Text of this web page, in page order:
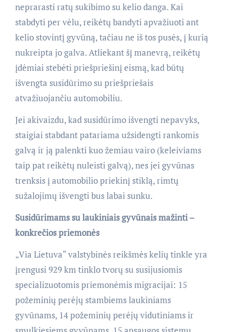
neprarasti ratų sukibimo su kelio danga. Kai
stabdyti per vėlu, reikėtų bandyti apvažiuoti ant
kelio stovintį gyvūną, tačiau ne iš tos pusės, į kurią
nukreipta jo galva. Atliekant šį manevrą, reikėtų
įdėmiai stebėti priešpriešinį eismą, kad būtų
išvengta susidūrimo su priešpriešais
atvažiuojančiu automobiliu.
Jei akivaizdu, kad susidūrimo išvengti nepavyks,
staigiai stabdant patariama užsidengti rankomis
galvą ir ją palenkti kuo žemiau vairo (keleiviams
taip pat reikėtų nuleisti galvą), nes jei gyvūnas
trenksis į automobilio priekinį stiklą, rimtų
sužalojimų išvengti bus labai sunku.
Susidūrimams su laukiniais gyvūnais mažinti –
konkrečios priemonės
„Via Lietuva“ valstybinės reikšmės kelių tinkle yra
įrengusi 929 km tinklo tvorų su susijusiomis
specializuotomis priemonėmis migracijai: 15
požeminių perėjų stambiems laukiniams
gyvūnams, 14 požeminių perėjų vidutiniams ir